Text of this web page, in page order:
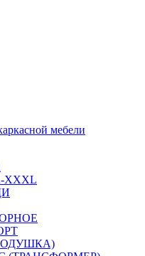
XXXL